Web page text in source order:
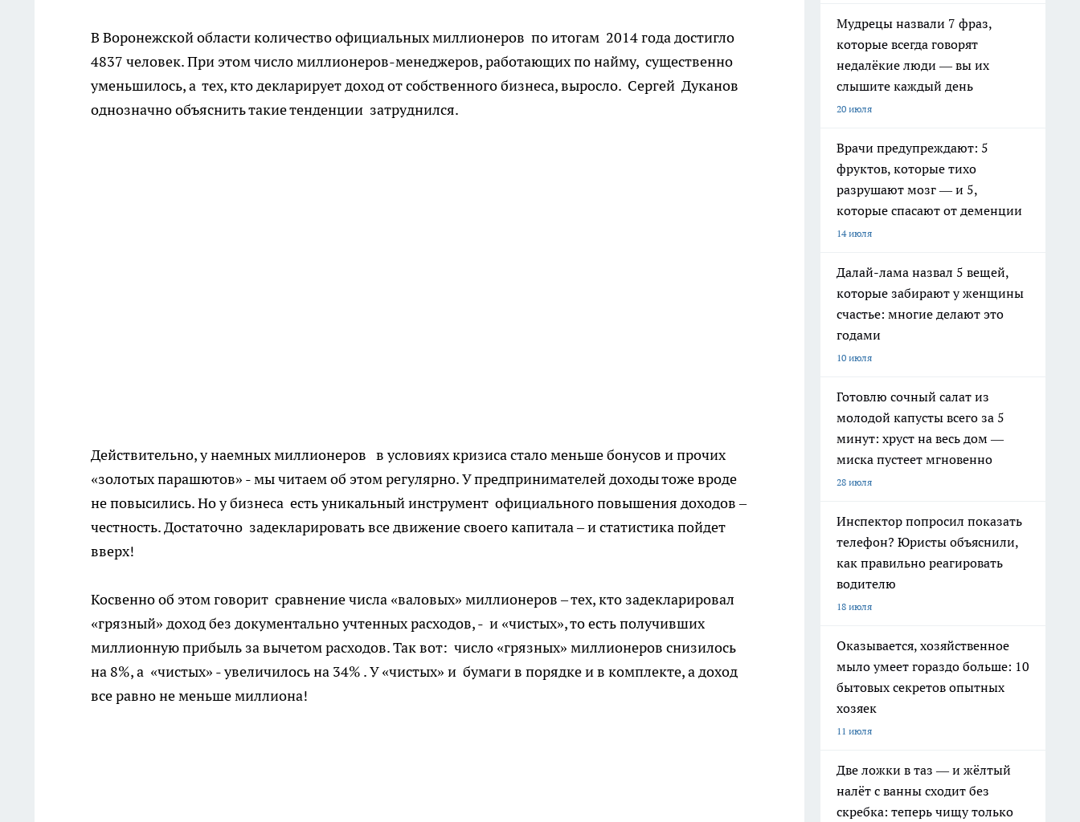
В Воронежской области количество официальных миллионеров по итогам 2014 года достигло
4837 человек. При этом число миллионеров-менеджеров, работающих по найму, существенно
уменьшилось, а тех, кто декларирует доход от собственного бизнеса, выросло. Сергей Дуканов
однозначно объяснить такие тенденции затруднился.
Действительно, у наемных миллионеров в условиях кризиса стало меньше бонусов и прочих
«золотых парашютов» - мы читаем об этом регулярно. У предпринимателей доходы тоже вроде
не повысились. Но у бизнеса есть уникальный инструмент официального повышения доходов –
честность. Достаточно задекларировать все движение своего капитала – и статистика пойдет
вверх!
Косвенно об этом говорит сравнение числа «валовых» миллионеров – тех, кто задекларировал
«грязный» доход без документально учтенных расходов, - и «чистых», то есть получивших
миллионную прибыль за вычетом расходов. Так вот: число «грязных» миллионеров снизилось
на 8%, а «чистых» - увеличилось на 34% . У «чистых» и бумаги в порядке и в комплекте, а доход
все равно не меньше миллиона!
Мудрецы назвали 7 фраз,
которые всегда говорят
недалёкие люди — вы их
слышите каждый день
20 июля
Врачи предупреждают: 5
фруктов, которые тихо
разрушают мозг — и 5,
которые спасают от деменции
14 июля
Далай-лама назвал 5 вещей,
которые забирают у женщины
счастье: многие делают это
годами
10 июля
Готовлю сочный салат из
молодой капусты всего за 5
минут: хруст на весь дом —
миска пустеет мгновенно
28 июля
Инспектор попросил показать
телефон? Юристы объяснили,
как правильно реагировать
водителю
18 июля
Оказывается, хозяйственное
мыло умеет гораздо больше: 10
бытовых секретов опытных
хозяек
11 июля
Две ложки в таз — и жёлтый
налёт с ванны сходит без
скребка: теперь чищу только